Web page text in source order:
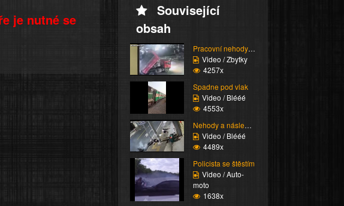
je nutné se
Související
obsah
Pracovní nehody (Kompi...
Video / Zbytky
4257x
Spadne pod vlak
Video / Blééé
4553x
Nehody a následky (Bes...
Video / Blééé
4489x
Policista se štěstím
Video / Auto-
moto
1638x